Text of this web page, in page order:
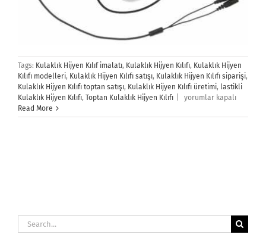
Tags: Kulaklık Hijyen Kılıf imalatı, Kulaklık Hijyen Kılıfı, Kulaklık Hijyen
Kılıfı modelleri, Kulaklık Hijyen Kılıfı satışı, Kulaklık Hijyen Kılıfı siparişi,
Kulaklık Hijyen Kılıfı toptan satışı, Kulaklık Hijyen Kılıfı üretimi, lastikli
Kulaklık Hijyen Kılıfı, Toptan Kulaklık Hijyen Kılıfı
Kulaklık
Kılıfı
yorumlar kapalı
Read More
Search
for: